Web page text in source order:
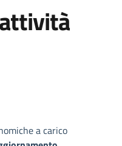
a carico